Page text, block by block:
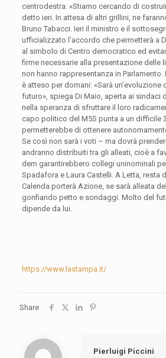
centrodestra: «Stiamo cercando di
detto ieri. In attesa di altri grillini, ne
Bruno Tabacci. Ieri il ministro e il
ufficializzato l’accordo che permetterà a
al simbolo di Centro democratico ed
firme necessarie alla presentazione delle
non hanno rappresentanza in
è atteso per domani: «Sarà un’evoluzione
futuro», spiega Di Maio, aperta ai sindaci
nella speranza di sfruttare il loro
capo politico del M5S punta a un difficile
permetterebbe di ottenere
Se così non sarà i voti – ma dovrà
andranno distribuiti tra gli alleati, cioè a
dem garantirebbero collegi uninominali
Spadafora e Laura Castelli. A Letta, resta
Calenda porterà Azione, se sarà alleata
gonfiando petto e sondaggi. Molto del
dipende da lui.
https://www.lastampa.it/
Share
Pierluigi Piccini